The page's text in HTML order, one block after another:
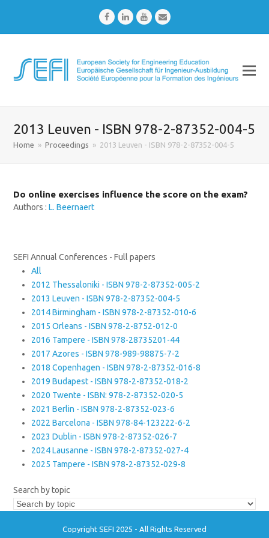
FacebookLinkedInYoutubeEmail
2013 Leuven - ISBN 978-2-87352-004-5
Home » Proceedings » 2013 Leuven - ISBN 978-2-87352-004-5
Do online exercises influence the score on the exam?
Authors :L. Beernaert
SEFI Annual Conferences - Full papers
All
2012 Thessaloniki - ISBN 978-2-87352-005-2
2013 Leuven - ISBN 978-2-87352-004-5
2014 Birmingham - ISBN 978-2-87352-010-6
2015 Orleans - ISBN 978-2-8752-012-0
2016 Tampere - ISBN 978-28735201-44
2017 Azores - ISBN 978-989-98875-7-2
2018 Copenhagen - ISBN 978-2-87352-016-8
2019 Budapest - ISBN 978-2-87352-018-2
2020 Twente - ISBN: 978-2-87352-020-5
2021 Berlin - ISBN 978-2-87352-023-6
2022 Barcelona - ISBN 978-84-123222-6-2
2023 Dublin - ISBN 978-2-87352-026-7
2024 Lausanne - ISBN 978-2-87352-027-4
2025 Tampere - ISBN 978-2-87352-029-8
Search by topic
Copyright SEFI 2025 - All Rights Reserved